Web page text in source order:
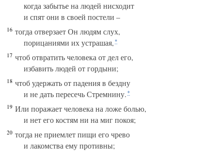
когда забытье на людей нисходит
и спят они в своей постели –
16 тогда отверзает Он людям слух,
порицаниями их устрашая, *
17 чтоб отвратить человека от дел его,
избавить людей от гордыни;
18 чтоб удержать от падения в бездну
и не дать пересечь Стремнину. *
19 Или поражает человека на ложе болью,
и нет его костям ни на миг покоя;
20 тогда не приемлет пищи его чрево
и лакомства ему противны;